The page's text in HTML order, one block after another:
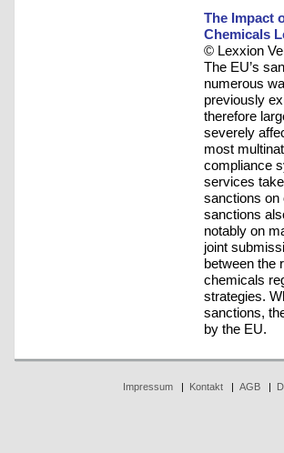
The Impact
Chemicals
© Lexxion
The EU’s
numerous
previously
therefore
severely
most
compliance
services
sanctions on
sanctions
notably on
joint
between the
chemicals
strategies.
sanctions,
by the EU.
Impressum| Kontakt| AGB|